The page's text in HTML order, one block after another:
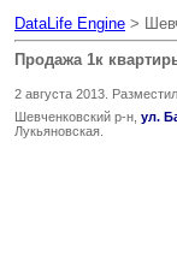
DataLife Engine >
Продажа 1к
2 августа 2013.
Шевченковский р-н, ул.
Лукьяновская.